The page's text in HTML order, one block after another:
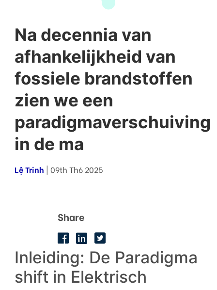
Na decennia van
afhankelijkheid van
fossiele brandstoffen
zien we een
paradigmaverschuiving
in de ma
Lệ Trinh | 09th Th6 2025
Share
Inleiding: De Paradigma
shift in Elektrisch